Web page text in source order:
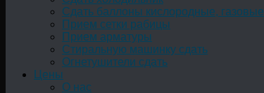
Сдать баллоны кислородные, газовые
Прием сетки рабицы
Прием арматуры
Стиральную машинку сдать
Огнетушители сдать
Цены
О нас